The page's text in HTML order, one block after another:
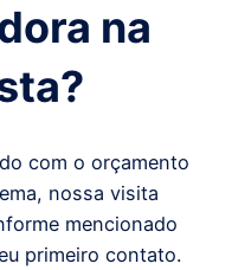
na
?
com o orçamento
nossa visita
mencionado
primeiro contato.